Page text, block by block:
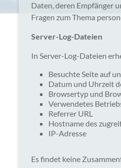
Daten, deren Empfänger
Fragen zum Thema
Server-Log-Dateien
In Server-Log-Dateien
Besuchte Seite auf
Datum und Uhrzeit
Browsertyp und
Verwendetes
Referrer URL
Hostname des
IP-Adresse
Es findet keine